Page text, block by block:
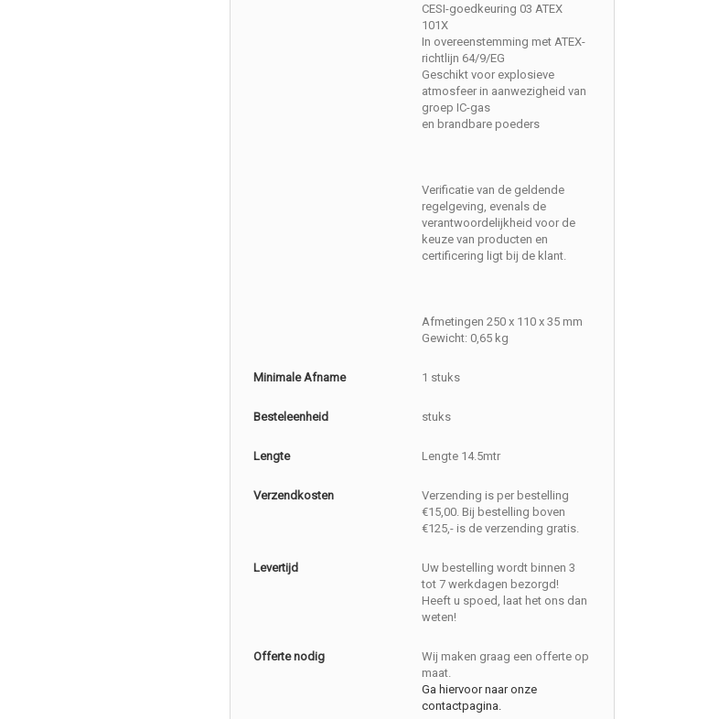
CESI-goedkeuring 03 ATEX
101X
In overeenstemming met ATEX-
richtlijn 64/9/EG
Geschikt voor explosieve
atmosfeer in aanwezigheid van
groep IC-gas
en brandbare poeders
Verificatie van de geldende
regelgeving, evenals de
verantwoordelijkheid voor de
keuze van producten en
certificering ligt bij de klant.
Afmetingen 250 x 110 x 35 mm
Gewicht: 0,65 kg
Minimale Afname 1 stuks
Besteleenheid stuks
Lengte Lengte 14.5mtr
Verzendkosten
Verzending is per bestelling
€15,00. Bij bestelling boven
€125,- is de verzending gratis.
Levertijd
Uw bestelling wordt binnen 3
tot 7 werkdagen bezorgd!
Heeft u spoed, laat het ons dan
weten!
Offerte nodig
Wij maken graag een offerte op
maat.
Ga hiervoor naar onze
contactpagina.